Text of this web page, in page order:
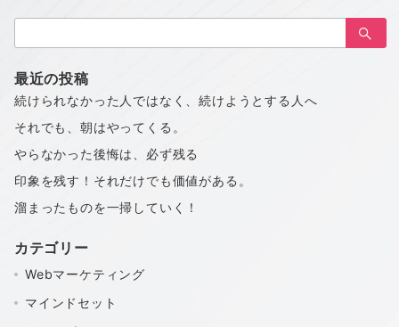
索：
最近の投稿
続けられなかった人ではなく、続けようとする人へ
それでも、朝はやってくる。
やらなかった後悔は、必ず残る
印象を残す！それだけでも価値がある。
溜まったものを一掃していく！
カテゴリー
Webマーケティング
マインドセット